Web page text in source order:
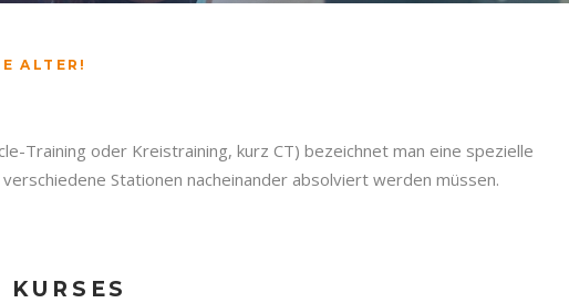
ALTER!
Training oder Kreistraining, kurz CT) bezeichnet man eine spezielle
Stationen nacheinander absolviert werden müssen.